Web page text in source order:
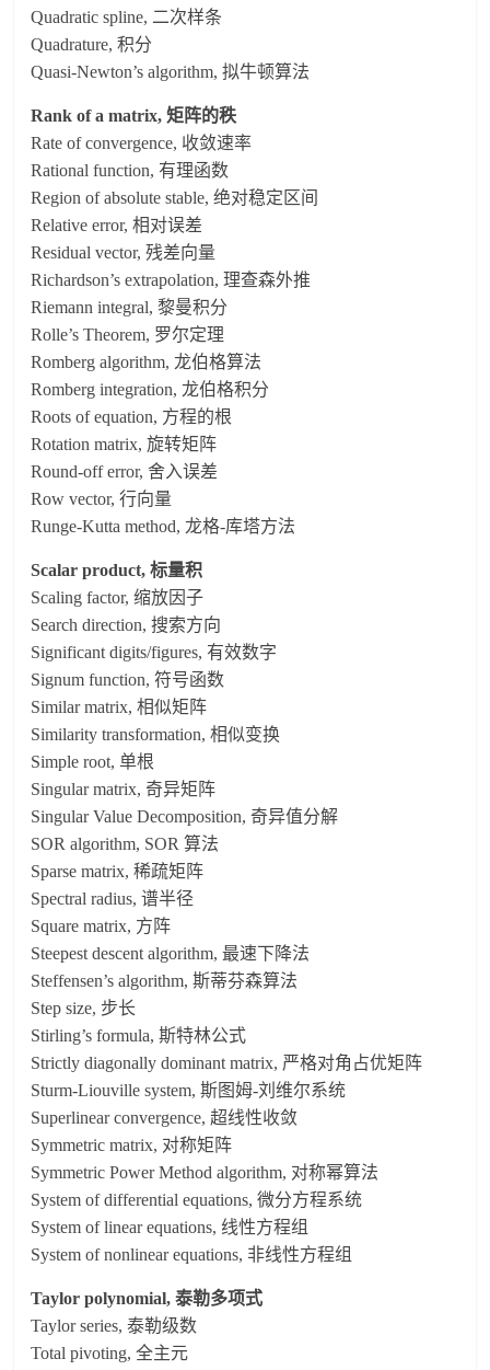
Quadratic spline, 二次样条
Quadrature, 积分
Quasi-Newton’s algorithm, 拟牛顿算法
Rank of a matrix, 矩阵的秩
Rate of convergence, 收敛速率
Rational function, 有理函数
Region of absolute stable, 绝对稳定区间
Relative error, 相对误差
Residual vector, 残差向量
Richardson’s extrapolation, 理查森外推
Riemann integral, 黎曼积分
Rolle’s Theorem, 罗尔定理
Romberg algorithm, 龙伯格算法
Romberg integration, 龙伯格积分
Roots of equation, 方程的根
Rotation matrix, 旋转矩阵
Round-off error, 舍入误差
Row vector, 行向量
Runge-Kutta method, 龙格-库塔方法
Scalar product, 标量积
Scaling factor, 缩放因子
Search direction, 搜索方向
Significant digits/figures, 有效数字
Signum function, 符号函数
Similar matrix, 相似矩阵
Similarity transformation, 相似变换
Simple root, 单根
Singular matrix, 奇异矩阵
Singular Value Decomposition, 奇异值分解
SOR algorithm, SOR 算法
Sparse matrix, 稀疏矩阵
Spectral radius, 谱半径
Square matrix, 方阵
Steepest descent algorithm, 最速下降法
Steffensen’s algorithm, 斯蒂芬森算法
Step size, 步长
Stirling’s formula, 斯特林公式
Strictly diagonally dominant matrix, 严格对角占优矩阵
Sturm-Liouville system, 斯图姆-刘维尔系统
Superlinear convergence, 超线性收敛
Symmetric matrix, 对称矩阵
Symmetric Power Method algorithm, 对称幂算法
System of differential equations, 微分方程系统
System of linear equations, 线性方程组
System of nonlinear equations, 非线性方程组
Taylor polynomial, 泰勒多项式
Taylor series, 泰勒级数
Total pivoting, 全主元